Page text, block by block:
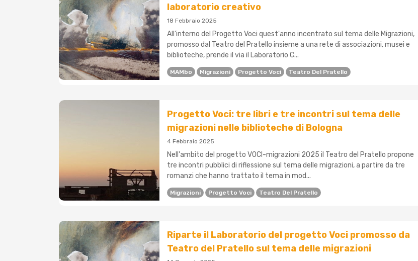
laboratorio creativo
18 Febbraio 2025
All'interno del Progetto Voci quest'anno incentrato sul tema delle Migrazioni,
promosso dal Teatro del Pratello insieme a una rete di associazioni, musei e
biblioteche, prende il via il Laboratorio C...
MAMbo Migrazioni Progetto Voci Teatro Del Pratello
Progetto Voci: tre libri e tre incontri sul tema delle
migrazioni nelle biblioteche di Bologna
4 Febbraio 2025
Nell'ambito del progetto VOCI-migrazioni 2025 il Teatro del Pratello propone
tre incontri pubblici di riflessione sul tema delle migrazioni, a partire da tre
romanzi che hanno trattato il tema in mod...
Migrazioni Progetto Voci Teatro Del Pratello
Riparte il Laboratorio del progetto Voci promosso da
Teatro del Pratello sul tema delle migrazioni